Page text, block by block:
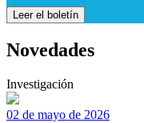
Leer el boletín
Novedades
Investigación
02 de mayo de 2026